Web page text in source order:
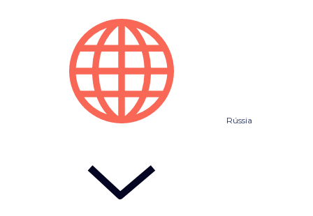
Rússia